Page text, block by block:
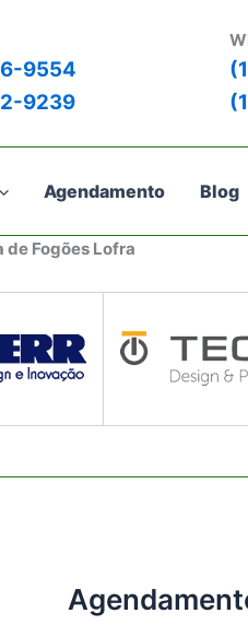
9554
9239
Agendamento Blog
Fogões Lofra